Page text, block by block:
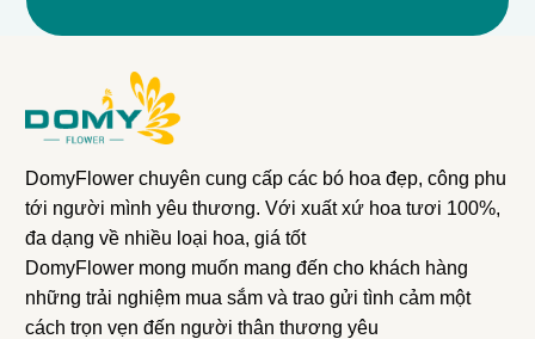
DomyFlower chuyên cung cấp các bó hoa đẹp, công phu
tới người mình yêu thương. Với xuất xứ hoa tươi 100%,
đa dạng về nhiều loại hoa, giá tốt
DomyFlower mong muốn mang đến cho khách hàng
những trải nghiệm mua sắm và trao gửi tình cảm một
cách trọn vẹn đến người thân thương yêu